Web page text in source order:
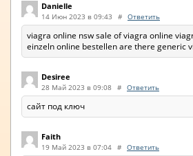
Danielle
14 Июн 2023 в 09:43 # Ответить
viagra online nsw sale of viagra online
einzeln online bestellen are there generic
Desiree
28 Май 2023 в 09:08 # Ответить
сайт под ключ
Faith
19 Май 2023 в 07:04 # Ответить